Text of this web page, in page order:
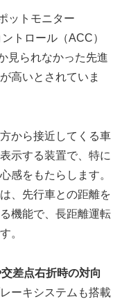
ットモニター
トロール（ACC）
見られなかった先進
高いとされていま
から接近してくる車
示する装置で、特に
感をもたらします。
、先行車との距離を
機能で、長距離運転
。
差点右折時の対向
ーキシステムも搭載